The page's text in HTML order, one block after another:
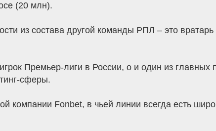
(20 млн).
из состава другой команды РПЛ – это
Премьер-лиги в России, о и один из главных
сферы.
компании Fonbet, в чьей линии всегда есть